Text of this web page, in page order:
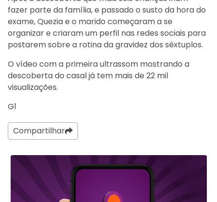
fazer parte da família, e passado o susto da hora do
exame, Quezia e o marido começaram a se
organizar e criaram um perfil nas redes sociais para
postarem sobre a rotina da gravidez dos sêxtuplos.
O vídeo com a primeira ultrassom mostrando a
descoberta do casal já tem mais de 22 mil
visualizações.
G1
Compartilhar